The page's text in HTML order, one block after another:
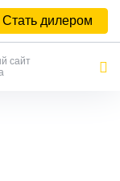
Стать дилером
сайт